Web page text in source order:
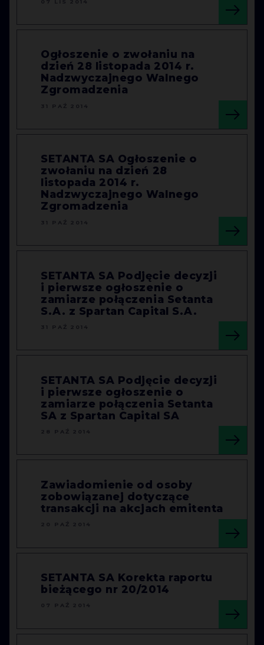
Ogłoszenie o zwołaniu na
dzień 28 listopada 2014 r.
Nadzwyczajnego Walnego
Zgromadzenia
SETANTA SA Ogłoszenie o
zwołaniu na dzień 28
listopada 2014 r.
Nadzwyczajnego Walnego
Zgromadzenia
SETANTA SA Podjęcie decyzji
i pierwsze ogłoszenie o
zamiarze połączenia Setanta
S.A. z Spartan Capital S.A.
SETANTA SA Podjęcie decyzji
i pierwsze ogłoszenie o
zamiarze połączenia Setanta
SA z Spartan Capital SA
Zawiadomienie od osoby
zobowiązanej dotyczące
transakcji na akcjach emitenta
SETANTA SA Korekta raportu
bieżącego nr 20/2014